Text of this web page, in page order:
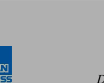
dcto. S/ 502,76